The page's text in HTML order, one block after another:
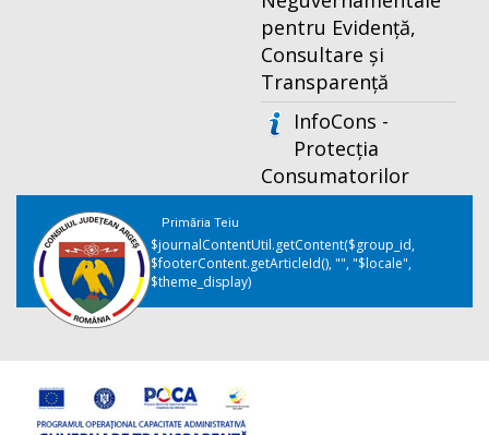
pentru Evidență,
Consultare și
Transparență
InfoCons -
Protecția
Consumatorilor
Primăria Teiu
$journalContentUtil.getContent($group_id,
$footerContent.getArticleId(), "", "$locale",
$theme_display)